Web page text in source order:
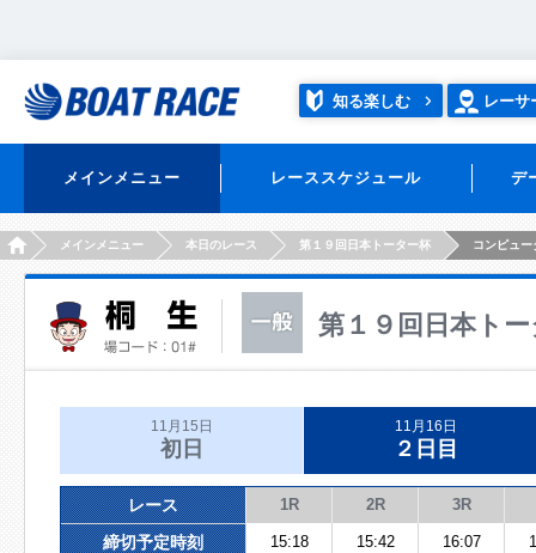
知る楽しむ レーサ
メインメニュー レーススケジュール デ
HOMEメインメニュー 本日のレース 第１９回日本トーター杯 コンピュー
第１９回日本ト
11月15日
初日
11月16日
２日目
レース 1R 2R 3R
締切予定時刻 15:18 15:42 16:07